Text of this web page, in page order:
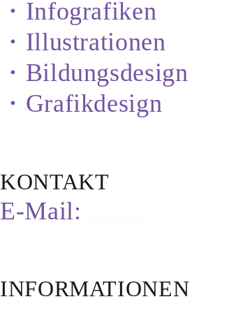
・Infografiken
・Illustrationen
・Bildungsdesign
・Grafikdesign
KONTAKT
E-Mail:
INFORMATIONEN